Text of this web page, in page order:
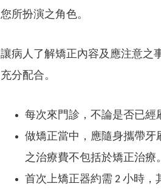
您所扮演之角色。
讓病人了解矯正內容及應注意之
充分配合。
每次來門診，不論是否已經
做矯正當中，應隨身攜帶牙
之治療費不包括於矯正治療。
首次上矯正器約需 2 小時，